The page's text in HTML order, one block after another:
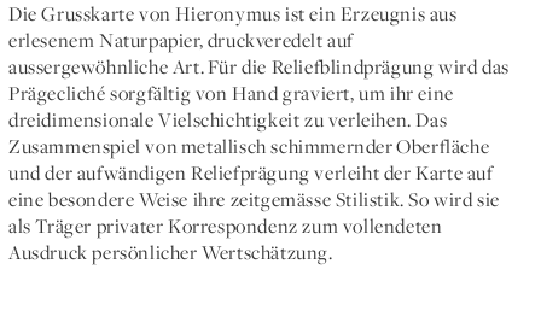
Die Grusskarte von Hieronymus ist ein Erzeugnis aus
erlesenem Naturpapier, druckveredelt auf
aussergewöhnliche Art. Für die Reliefblindprägung wird das
Prägecliché sorgfältig von Hand graviert, um ihr eine
dreidimensionale Vielschichtigkeit zu verleihen. Das
Zusammenspiel von metallisch schimmernder Oberfläche
und der aufwändigen Reliefprägung verleiht der Karte auf
eine besondere Weise ihre zeitgemässe Stilistik. So wird sie
als Träger privater Korrespondenz zum vollendeten
Ausdruck persönlicher Wertschätzung.